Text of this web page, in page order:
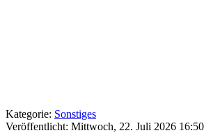
Kategorie: Sonstiges
Veröffentlicht: Mittwoch, 22. Juli 2026 16:50